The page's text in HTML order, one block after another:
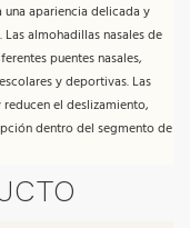
apariencia delicada y
almohadillas nasales de
puentes nasales,
y deportivas. Las
el deslizamiento,
dentro del segmento de